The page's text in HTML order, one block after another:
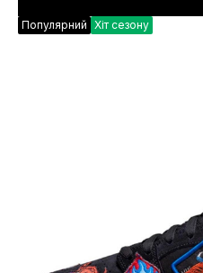
Популярний Хіт сезону